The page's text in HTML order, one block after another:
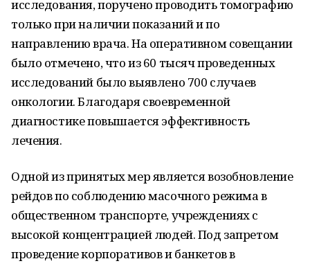
исследования, поручено проводить томографию
только при наличии показаний и по
направлению врача. На оперативном совещании
было отмечено, что из 60 тысяч проведенных
исследований было выявлено 700 случаев
онкологии. Благодаря своевременной
диагностике повышается эффективность
лечения.
Одной из принятых мер является возобновление
рейдов по соблюдению масочного режима в
общественном транспорте, учреждениях с
высокой концентрацией людей. Под запретом
проведение корпоративов и банкетов в